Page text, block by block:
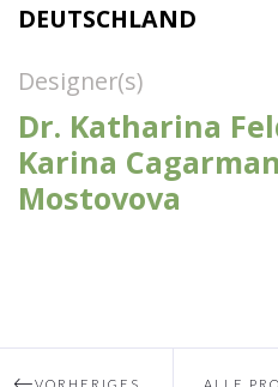
DEUTSCHLAND
Designer(s)
Dr. Katharina
Karina
Mostovova